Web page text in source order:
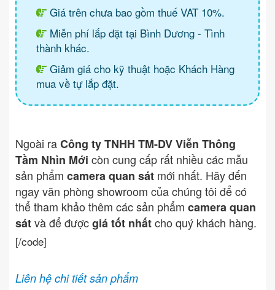
Giá trên chưa bao gồm thuế VAT 10%.
Miễn phí lắp đặt tại Bình Dương - Tình
thành khác.
Giảm giá cho kỹ thuật hoặc Khách Hàng
mua về tự lắp đặt.
Ngoài raCông ty TNHH TM-DV Viễn Thông
Tầm Nhìn Mới còn cung cấp rất nhiều các mẫu
sản phẩm camera quan sát mới nhất. Hãy đến
ngay văn phòng showroom của chúng tôi để có
thể tham khảo thêm các sản phẩm camera quan
sátvà để đượcgiá tốt nhấtcho quý khách hàng.
[/code]
Liên hệ chi tiết sản phẩm